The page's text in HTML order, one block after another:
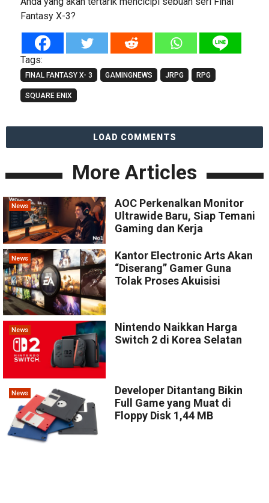
Fantasy X-3?
Tags:
FINAL FANTASY X- 3 GAMINGNEWS JRPG RPG
SQUARE ENIX
LOAD COMMENTS
More Articles
News
AOC Perkenalkan Monitor
Ultrawide Baru, Siap Temani
Gaming dan Kerja
News
Kantor Electronic Arts Akan
“Diserang” Gamer Guna
Tolak Proses Akuisisi
News
Nintendo Naikkan Harga
Switch 2 di Korea Selatan
News
Developer Ditantang Bikin
Full Game yang Muat di
Floppy Disk 1,44 MB